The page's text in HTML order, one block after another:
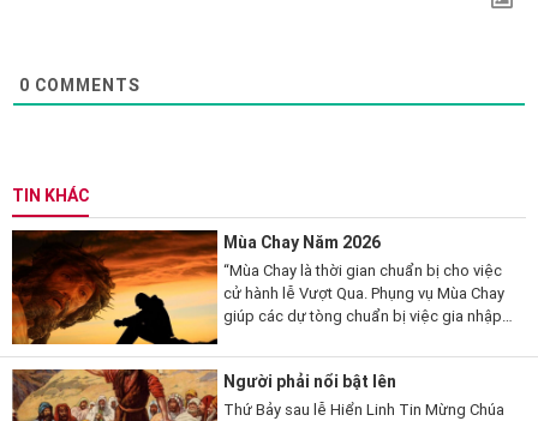
0 COMMENTS
TIN KHÁC
Mùa Chay Năm 2026
“Mùa Chay là thời gian chuẩn bị cho việc
cử hành lễ Vượt Qua. Phụng vụ Mùa Chay
giúp các dự tòng chuẩn bị việc gia nhập
Chay cũng là thời gian...
Người phải nổi bật lên
Thứ Bảy sau lễ Hiển Linh Tin Mừng Chúa